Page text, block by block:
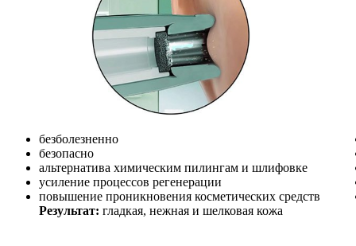
безболезненно
безопасно
альтернатива химическим пилингам и шлифовке
усиление процессов регенерации
повышение проникновения косметических средств
Результат: гладкая, нежная и шелковая кожа